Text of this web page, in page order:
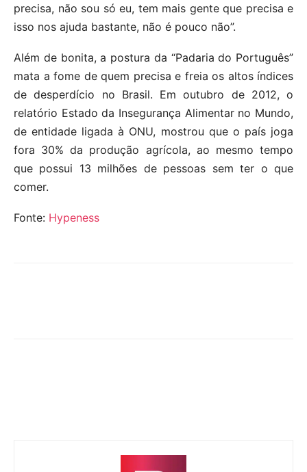
precisa, não sou só eu, tem mais gente que precisa e
isso nos ajuda bastante, não é pouco não”.
Além de bonita, a postura da “Padaria do Português”
mata a fome de quem precisa e freia os altos índices
de desperdício no Brasil. Em outubro de 2012, o
relatório Estado da Insegurança Alimentar no Mundo,
de entidade ligada à ONU, mostrou que o país joga
fora 30% da produção agrícola, ao mesmo tempo
que possui 13 milhões de pessoas sem ter o que
comer.
Fonte: Hypeness